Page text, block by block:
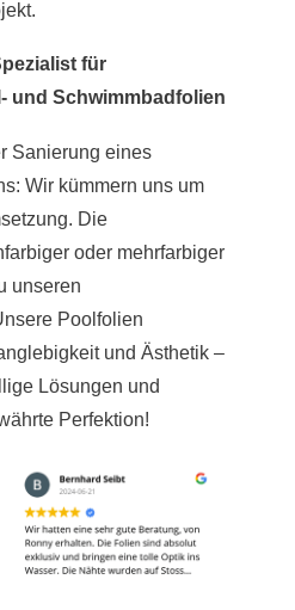
für
und Schwimmbadfolien
Sanierung eines
Wir kümmern uns um
Die
oder mehrfarbiger
unseren
Poolfolien
und Ästhetik –
Lösungen und
Perfektion!